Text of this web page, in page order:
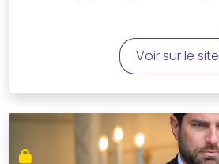
Voir sur le site